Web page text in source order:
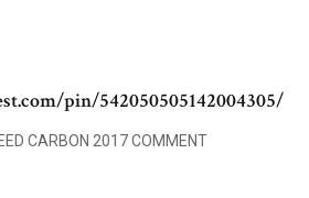
pin/542050505142004305/
CARBON 2017 COMMENT